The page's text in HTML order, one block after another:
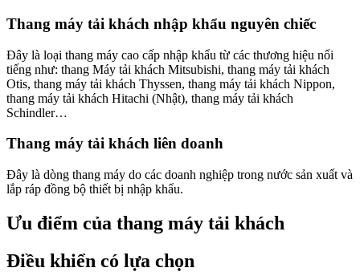
Thang máy tải khách nhập khẩu nguyên chiếc
Đây là loại thang máy cao cấp nhập khẩu từ các thương hiệu nổi
tiếng như: thang Máy tải khách Mitsubishi, thang máy tải khách
Otis, thang máy tải khách Thyssen, thang máy tải khách Nippon,
thang máy tải khách Hitachi (Nhật), thang máy tải khách
Schindler…
Thang máy tải khách liên doanh
Đây là dòng thang máy do các doanh nghiệp trong nước sản xuất và
lắp ráp đồng bộ thiết bị nhập khẩu.
Ưu điểm của thang máy tải khách
Điều khiển có lựa chọn